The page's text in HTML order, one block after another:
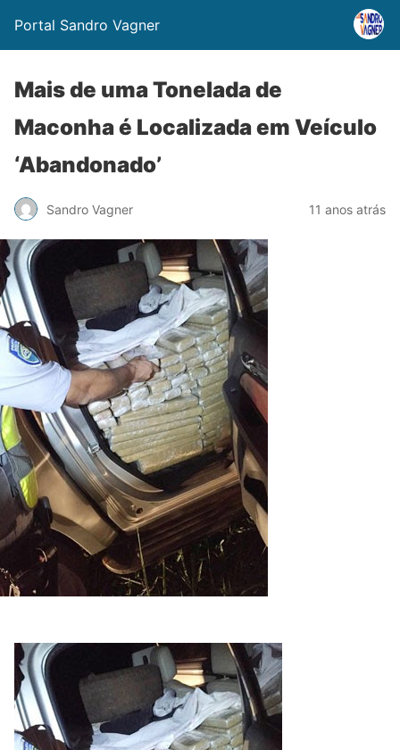
Portal Sandro Vagner
Mais de uma Tonelada de
Maconha é Localizada em Veículo
‘Abandonado’
Sandro Vagner 11 anos atrás